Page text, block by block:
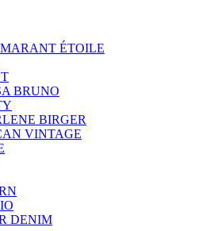
ÉTOILE
BRUNO
BIRGER
VINTAGE
DENIM